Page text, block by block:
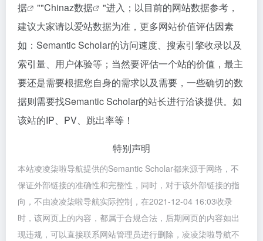
据
""Chinaz数据
"进入；以目前的网站数据参考，
建议大家请以爱站数据为准，更多网站价值评估因素
如：Semantic Scholar的访问速度、搜索引擎收录以及
索引量、用户体验等；当然要评估一个站的价值，最主
要还是需要根据您自身的需求以及需要，一些确切的数
据则需要找Semantic Scholar的站长进行洽谈提供。如
该站的IP、PV、跳出率等！
特别声明
本站凌凌柒啦导航提供的Semantic Scholar都来源于网络，不
保证外部链接的准确性和完整性，同时，对于该外部链接的指
向，不由凌凌柒啦导航实际控制，在2021-12-04 16:03收录
时，该网页上的内容，都属于合规合法，后期网页的内容如出
现违规，可以直接联系网站管理员进行删除，凌凌柒啦导航不